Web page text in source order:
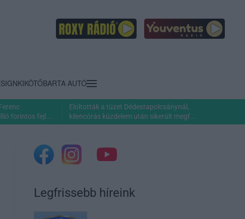
KIKÖTŐBARTA AUTÓ
forintos fejl...
Eloltották a tüzet Dédestapolcsánynál,
kilencórás küzdelem után sikerült megf...
Legfrissebb híreink